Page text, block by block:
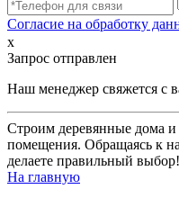
Согласие на обработку
x
Запрос отправлен
Наш менеджер свяжется с
Строим деревянные дома
помещения. Обращаясь к
делаете правильный выбор!
На главную